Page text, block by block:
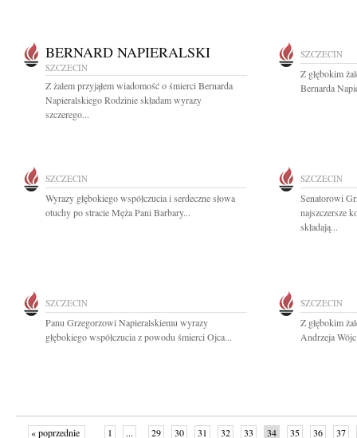
BERNARD NAPIERALSKI
SZCZECIN
Z żalem przyjąłem wiadomość o śmierci Bernarda
Napieralskiego Rodzinie składam wyrazy
szczerego...
SZCZECIN
Z głębokim
Bernarda
SZCZECIN
Wyrazy głębokiego współczucia i serdeczne słowa
otuchy po stracie Męża Pani Barbary...
SZCZECIN
Senatorowi
najszczersze
składają...
SZCZECIN
Panu Grzegorzowi Napieralskiemu wyrazy
głębokiego współczucia z powodu śmierci Ojca...
SZCZECIN
Z głębokim
Andrzeja
« poprzednie 1 ... 29 30 31 32 33 34 35 36 37